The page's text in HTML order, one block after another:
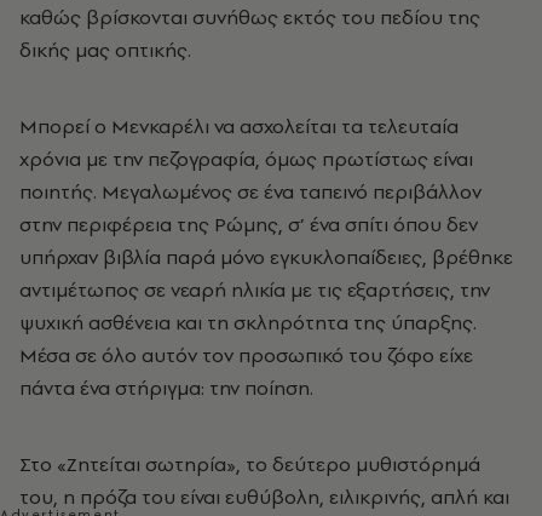
καθώς βρίσκονται συνήθως εκτός του πεδίου της
δικής μας οπτικής.
Μπορεί ο Μενκαρέλι να ασχολείται τα τελευταία
χρόνια με την πεζογραφία, όμως πρωτίστως είναι
ποιητής. Μεγαλωμένος σε ένα ταπεινό περιβάλλον
στην περιφέρεια της Ρώμης, σ’ ένα σπίτι όπου δεν
υπήρχαν βιβλία παρά μόνο εγκυκλοπαίδειες, βρέθηκε
αντιμέτωπος σε νεαρή ηλικία με τις εξαρτήσεις, την
ψυχική ασθένεια και τη σκληρότητα της ύπαρξης.
Μέσα σε όλο αυτόν τον προσωπικό του ζόφο είχε
πάντα ένα στήριγμα: την ποίηση.
Στο «Ζητείται σωτηρία», το δεύτερο μυθιστόρημά
του, η πρόζα του είναι ευθύβολη, ειλικρινής, απλή και